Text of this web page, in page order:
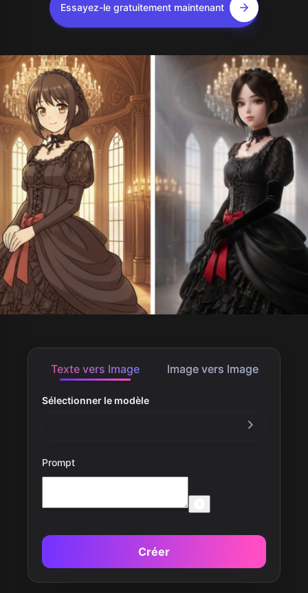
Essayez-le gratuitement maintenant
Texte vers Image Image vers Image
Sélectionner le modèle
Prompt
Créer